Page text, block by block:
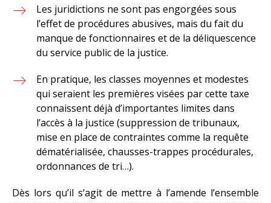
Les juridictions ne sont pas engorgées sous
l’effet de procédures abusives, mais du fait du
manque de fonctionnaires et de la déliquescence
du service public de la justice.
En pratique, les classes moyennes et modestes
qui seraient les premières visées par cette taxe
connaissent déjà d’importantes limites dans
l’accès à la justice (suppression de tribunaux,
mise en place de contraintes comme la requête
dématérialisée, chausses-trappes procédurales,
ordonnances de tri…).
Dès lors qu’il s’agit de mettre à l’amende l’ensemble